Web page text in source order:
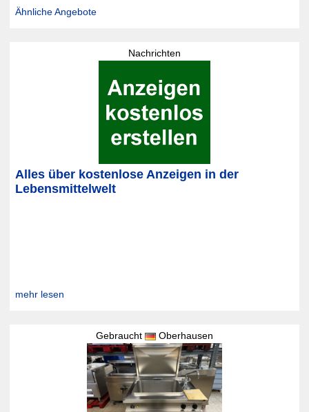
Ähnliche Angebote
Nachrichten
Alles über kostenlose Anzeigen in der
Lebensmittelwelt
mehr lesen
Gebraucht Oberhausen